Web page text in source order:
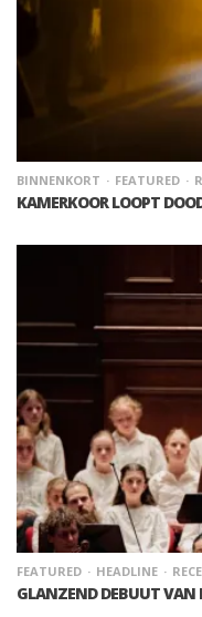
BINNENKORT FEATURED
KAMERKOOR LOOPT
FEATURED HEADLINE
GLANZEND DEBUUT